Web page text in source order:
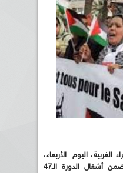
اليوم الأربعاء،
ندوة رقمية رفيعة المستوى، ضمن أشغال الدورة الـ47